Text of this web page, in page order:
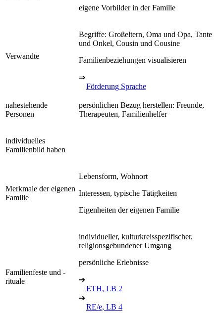
eigene Vorbilder in der Familie
Verwandte
Begriffe: Großeltern, Oma und Opa, Tante
und Onkel, Cousin und Cousine
Familienbeziehungen visualisieren
⇒
Förderung Sprache
nahestehende
Personen
persönlichen Bezug herstellen: Freunde,
Therapeuten, Familienhelfer
individuelles
Familienbild haben
Merkmale der eigenen
Familie
Lebensform, Wohnort
Interessen, typische Tätigkeiten
Eigenheiten der eigenen Familie
Familienfeste und -
rituale
individueller, kulturkreisspezifischer,
religionsgebundener Umgang
persönliche Erlebnisse
➔
ETH, LB 2
➔
RE/e, LB 4